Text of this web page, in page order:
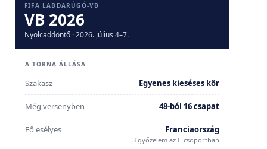
FIFA LABDARÚGÓ-VB
VB 2026
Nyolcaddöntő · 2026. július 4–7.
A TORNA ÁLLÁSA
Szakasz Egyenes kieséses kör
Még versenyben 48-ból 16 csapat
Fő esélyes Franciaország
3 győzelem az I. csoportban